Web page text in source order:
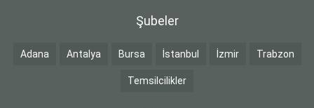
Şubeler
Adana Antalya Bursa İstanbul İzmir Trabzon
Temsilcilikler